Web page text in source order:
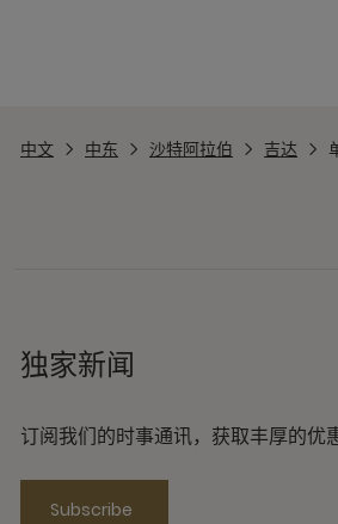
中文 中东 沙特阿拉伯 吉达
独家新闻
订阅我们的时事通讯，获取丰厚的优
Subscribe